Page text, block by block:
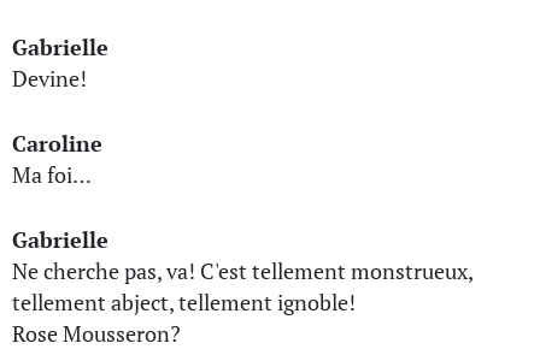
Gabrielle
Devine!
Caroline
Ma foi…
Gabrielle
Ne cherche pas, va! C'est tellement monstrueux,
tellement abject, tellement ignoble!
Rose Mousseron?